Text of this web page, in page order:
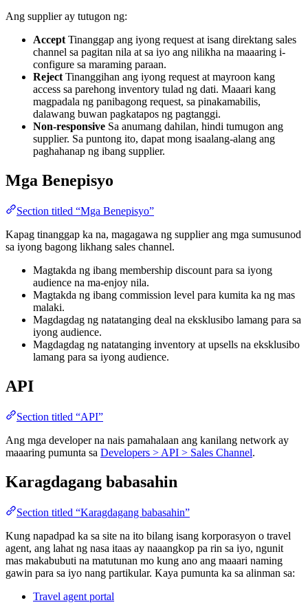
Ang supplier ay tutugon ng:
Accept Tinanggap ang iyong request at isang direktang sales
channel sa pagitan nila at sa iyo ang nilikha na maaaring i-
configure sa maraming paraan.
Reject Tinanggihan ang iyong request at mayroon kang
access sa parehong inventory tulad ng dati. Maaari kang
magpadala ng panibagong request, sa pinakamabilis,
dalawang buwan pagkatapos ng pagtanggi.
Non-responsive Sa anumang dahilan, hindi tumugon ang
supplier. Sa puntong ito, dapat mong isaalang-alang ang
paghahanap ng ibang supplier.
Mga Benepisyo
Section titled “Mga Benepisyo”
Kapag tinanggap ka na, magagawa ng supplier ang mga sumusunod
sa iyong bagong likhang sales channel.
Magtakda ng ibang membership discount para sa iyong
audience na ma-enjoy nila.
Magtakda ng ibang commission level para kumita ka ng mas
malaki.
Magdagdag ng natatanging deal na eksklusibo lamang para sa
iyong audience.
Magdagdag ng natatanging inventory at upsells na eksklusibo
lamang para sa iyong audience.
API
Section titled “API”
Ang mga developer na nais pamahalaan ang kanilang network ay
maaaring pumunta sa Developers > API > Sales Channel.
Karagdagang babasahin
Section titled “Karagdagang babasahin”
Kung napadpad ka sa site na ito bilang isang korporasyon o travel
agent, ang lahat ng nasa itaas ay naaangkop pa rin sa iyo, ngunit
mas makabubuti na matutunan mo kung ano ang maaari naming
gawin para sa iyo nang partikular. Kaya pumunta ka sa alinman sa:
Travel agent portal